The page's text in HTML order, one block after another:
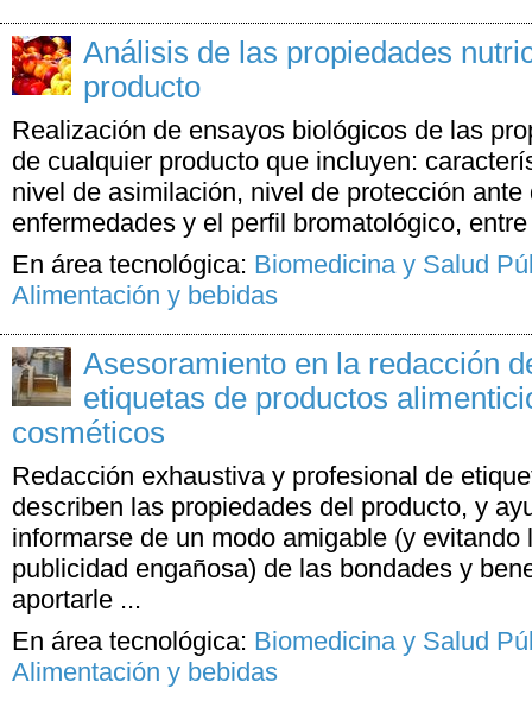
Análisis de las propiedades
producto
Realización de ensayos biológicos de las
de cualquier producto que incluyen:
nivel de asimilación, nivel de protección ante
enfermedades y el perfil bromatológico,
En área tecnológica: Biomedicina y Salud
Alimentación y bebidas
Asesoramiento en la redacción
etiquetas de productos
cosméticos
Redacción exhaustiva y profesional de
describen las propiedades del producto, y
informarse de un modo amigable (y evitando
publicidad engañosa) de las bondades y
aportarle ...
En área tecnológica: Biomedicina y Salud
Alimentación y bebidas